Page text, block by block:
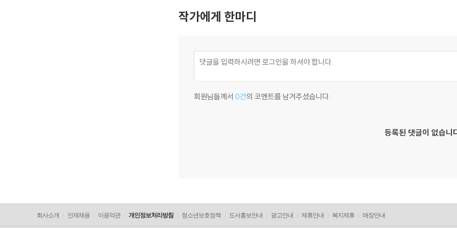
작가에게 한마디
회원님들께서 0건의 코멘트를 남겨주셨습니다.
등록된 댓글이 없습니
회사소개 인재채용 이용약관 개인정보처리방침 청소년보호정책 도서홍보안내 광고안내 제휴안내 복지제휴 매장안내